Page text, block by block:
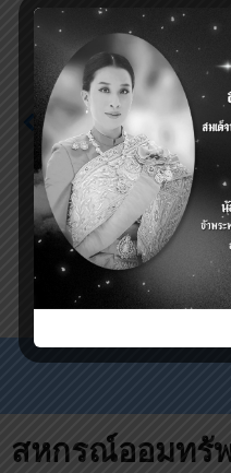
Previous
ประกาศ สหกรณ์ฯ รับ
ชำระหนี้และกู้เงินฉุกเฉิ
(หักกลบหนี้เก่า) วันที่ 30
เมษายน 2564 ก่อน 10.00
น. วันเดียวเท่านั้น
สหกรณ์ออมทรั